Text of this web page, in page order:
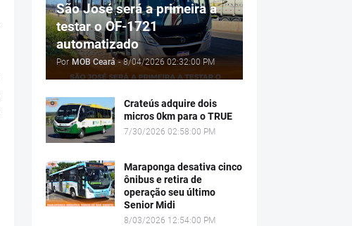
São José será a primeira a
testar o OF-1721
automatizado
Por MOB Ceará - 8/04/2026 02:32:00 PM
Crateús adquire dois
micros 0km para o TRUE
7/30/2026 02:58:00 PM
Maraponga desativa cinco
ônibus e retira de
operação seu último
Senior Midi
8/03/2026 12:54:00 PM